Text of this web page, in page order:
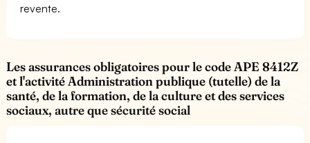
revente.
Les assurances obligatoires pour le code APE 8412Z
et l'activité Administration publique (tutelle) de la
santé, de la formation, de la culture et des services
sociaux, autre que sécurité social